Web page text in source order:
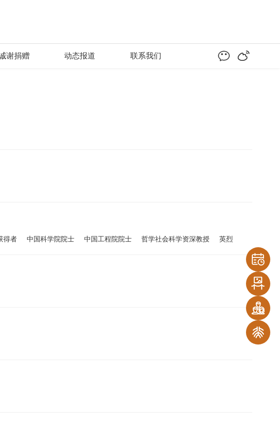
谢捐赠 动态报道 联系我们
得者 中国科学院院士 中国工程院院士 哲学社会科学资深教授 英烈